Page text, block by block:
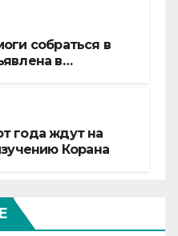
собраться в
в
года ждут на
Корана